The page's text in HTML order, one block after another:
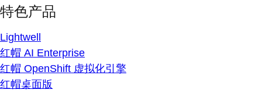
特色产品
Lightwell
红帽 AI Enterprise
红帽 OpenShift 虚拟化引擎
红帽桌面版